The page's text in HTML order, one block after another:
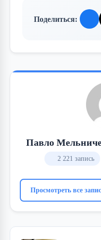
Поделиться:
Павло
2 221 запись
Просмотреть все